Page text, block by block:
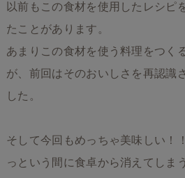
以前もこの食材を使用したレシピ
たことがあります。
あまりこの食材を使う料理をつく
が、前回はそのおいしさを再認識
した。
そして今回もめっちゃ美味しい！
っという間に食卓から消えてしま